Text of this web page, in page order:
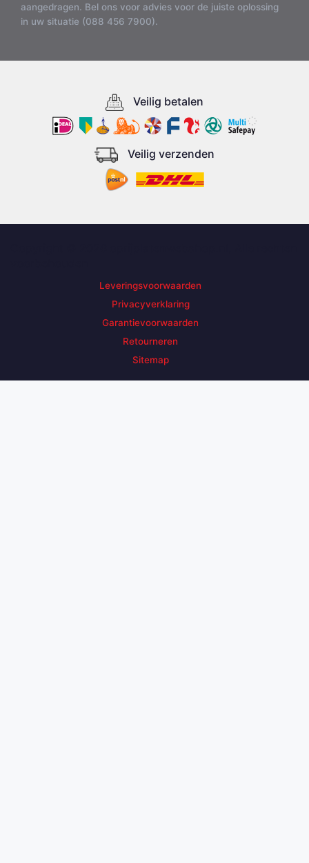
aangedragen. Bel ons voor advies voor de juiste oplossing
in uw situatie (088 456 7900).
Veilig betalen
Veilig verzenden
Leveringsvoorwaarden
Privacyverklaring
Garantievoorwaarden
Retourneren
Sitemap